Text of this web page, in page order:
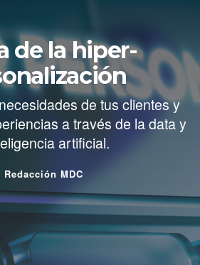
de la hiper-
de tus clientes y
a través de la data y
artificial.
Redacción MDC